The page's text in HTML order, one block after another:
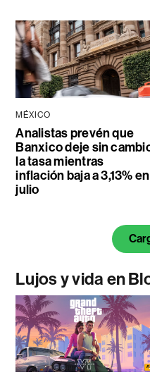
MÉXICO
Analistas prevén que
Banxico deje sin
la tasa mientras
inflación baja a 3,13% en
julio
Lujos y vida en